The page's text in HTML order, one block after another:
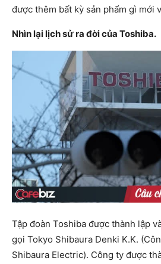
được thêm bất kỳ sản phẩm gì mới
Nhìn lại lịch sử ra đời của Toshiba.
Tập đoàn Toshiba được thành lập
gọi Tokyo Shibaura Denki K.K.
Shibaura Electric). Công ty được